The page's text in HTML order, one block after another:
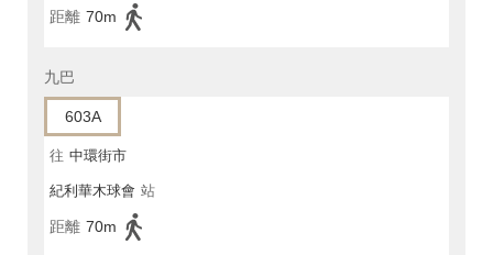
距離 70m
九巴
603A
往 中環街市
紀利華木球會 站
距離 70m